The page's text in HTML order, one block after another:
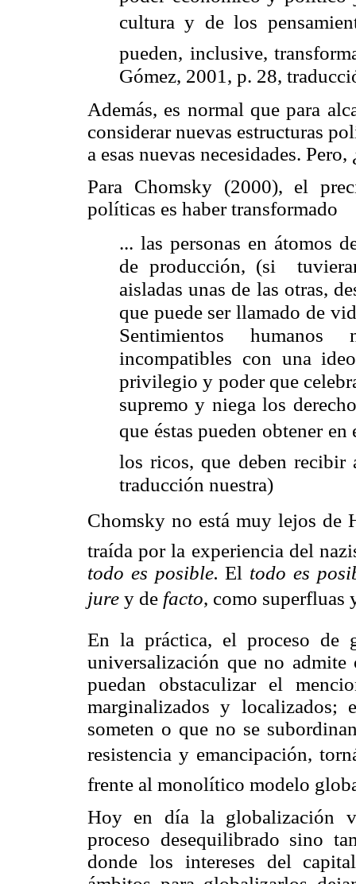
cultura y de los
pueden, inclusive,
Gómez, 2001, p. 28,
Además, es normal que para
considerar nuevas estructuras
a esas nuevas necesidades.
Para Chomsky (2000), el
políticas es haber transformado
... las personas en átomos
de producción, (si
aisladas unas de las otras,
que puede ser llamado de
Sentimientos humanos
incompatibles con una
privilegio y poder que
supremo y niega los
que éstas pueden obtener
los ricos, que deben recibir
traducción nuestra)
Chomsky no está muy lejos de
traída por la experiencia del
todo es posible.El todo es
jure y de facto, como superfluas
En la práctica, el proceso de
universalización que no admite
puedan obstaculizar el
marginalizados y localizados;
someten o que no se
resistencia y emancipación,
frente al monolítico modelo
Hoy en día la globalización
proceso desequilibrado sino
donde los intereses del